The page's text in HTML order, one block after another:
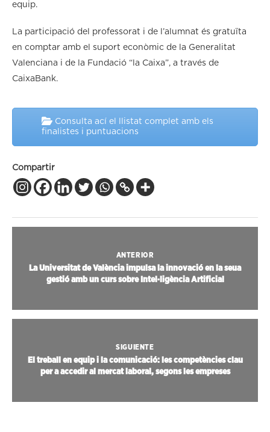
equip.
La participació del professorat i de l’alumnat és gratuïta
en comptar amb el suport econòmic de la Generalitat
Valenciana i de la Fundació “la Caixa”, a través de
CaixaBank.
Consulta ací el llistat complet amb els
finalistes i puntuacions
Compartir
ANTERIOR
La Universitat de València impulsa la innovació en la seua
gestió amb un curs sobre Intel·ligència Artificial
SIGUIENTE
El treball en equip i la comunicació: les competències clau
per a accedir al mercat laboral, segons les empreses